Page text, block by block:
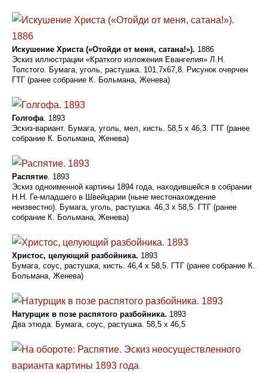
Искушение Христа («Отойди от меня, сатана!»). 1886
Эскиз иллюстрации «Краткого изложения Евангелия» Л.Н.
Толстого. Бумага, уголь, растушка. 101,7x67,8. Рисунок очерчен
ГТГ (ранее собрание К. Больмана, Женева)
Голгофа . 1893
Эскиз-вариант. Бумага, уголь, мел, кисть. 58,5 х 46,3. ГТГ (ранее
собрание К. Больмана, Женева)
Распятие . 1893
Эскиз одноименной картины 1894 года, находившейся в собрании
Н.Н. Ге-младшего в Швейцарии (ныне местонахождение
неизвестно). Бумага, уголь, растушка. 46,3 х 58,5. ГТГ (ранее
собрание К. Больмана, Женева)
Христос, целующий разбойника. 1893
Бумага, соус, растушка, кисть. 46,4 x 58,5. ГТГ (ранее собрание К.
Больмана, Женева)
Натурщик в позе распятого разбойника. 1893
Два этюда. Бумага, соус, растушка. 58,5 х 46,5